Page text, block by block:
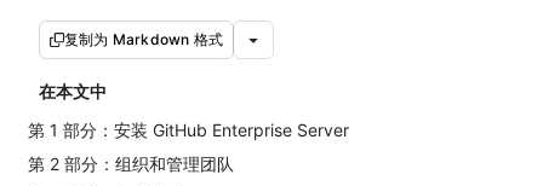
复制为 Markdown 格式
在本文中
第 1 部分：安装 GitHub Enterprise Server
第 2 部分：组织和管理团队